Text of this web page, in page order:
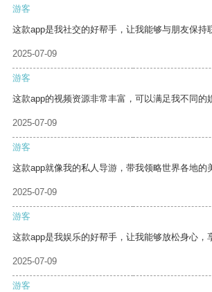
游客
这款app是我社交的好帮手，让我能够与朋友保持
2025-07-09
游客
这款app的视频资源非常丰富，可以满足我不同的
2025-07-09
游客
这款app就像我的私人导游，带我领略世界各地的
2025-07-09
游客
这款app是我娱乐的好帮手，让我能够放松身心，
2025-07-09
游客